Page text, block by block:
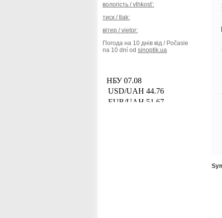
вологість / vlhkosť:
тиск / tlak:
вітер / vietor:
Погода на 10 днів від / Počasie
na 10 dní od sinoptik.ua